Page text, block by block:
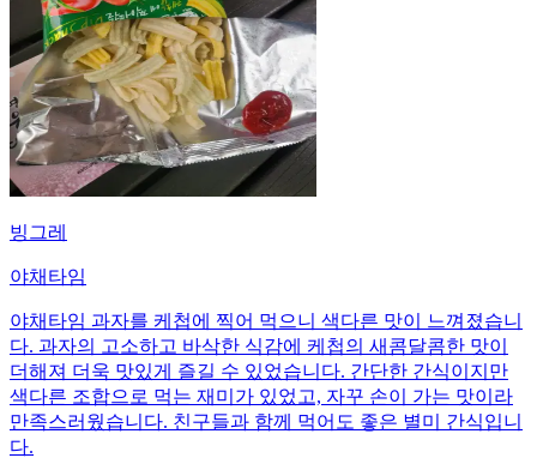
빙그레
야채타임
야채타임 과자를 케첩에 찍어 먹으니 색다른 맛이 느껴졌습니
다. 과자의 고소하고 바삭한 식감에 케첩의 새콤달콤한 맛이
더해져 더욱 맛있게 즐길 수 있었습니다. 간단한 간식이지만
색다른 조합으로 먹는 재미가 있었고, 자꾸 손이 가는 맛이라
만족스러웠습니다. 친구들과 함께 먹어도 좋은 별미 간식입니
다.